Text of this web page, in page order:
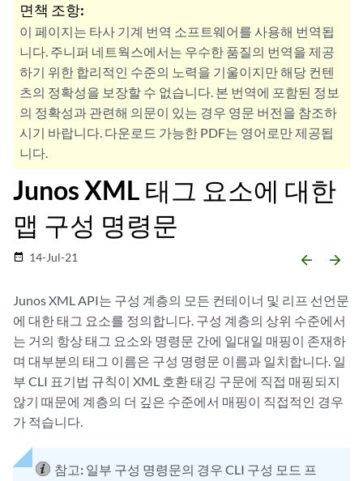
면책 조항:
이 페이지는 타사 기계 번역 소프트웨어를 사용해 번역됩
니다. 주니퍼 네트웍스에서는 우수한 품질의 번역을 제공
하기 위한 합리적인 수준의 노력을 기울이지만 해당 컨텐
츠의 정확성을 보장할 수 없습니다. 본 번역에 포함된 정보
의 정확성과 관련해 의문이 있는 경우 영문 버전을 참조하
시기 바랍니다. 다운로드 가능한 PDF는 영어로만 제공됩
니다.
Junos XML 태그 요소에 대한
맵 구성 명령문
date_range 14-Jul-21 arrow_backward arrow_forward
Junos XML API는 구성 계층의 모든 컨테이너 및 리프 선언문
에 대한 태그 요소를 정의합니다. 구성 계층의 상위 수준에서
는 거의 항상 태그 요소와 명령문 간에 일대일 매핑이 존재하
며 대부분의 태그 이름은 구성 명령문 이름과 일치합니다. 일
부 CLI 표기법 규칙이 XML 호환 태깅 구문에 직접 매핑되지
않기 때문에 계층의 더 깊은 수준에서 매핑이 직접적인 경우
가 적습니다.
참고: 일부 구성 명령문의 경우 CLI 구성 모드 프